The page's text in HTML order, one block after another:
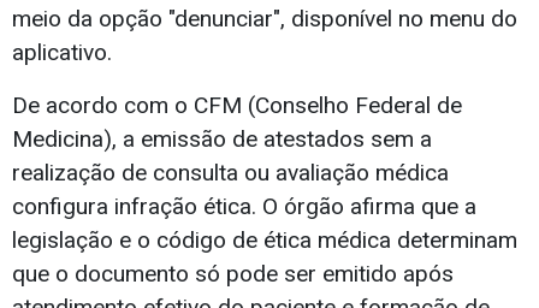
meio da opção "denunciar", disponível no menu do
aplicativo.
De acordo com o CFM (Conselho Federal de
Medicina), a emissão de atestados sem a
realização de consulta ou avaliação médica
configura infração ética. O órgão afirma que a
legislação e o código de ética médica determinam
que o documento só pode ser emitido após